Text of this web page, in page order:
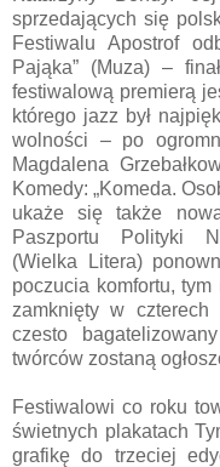
sprzedających się
Festiwalu Apostrof
Pająka” (Muza) –
festiwalową premierą
którego jazz był
wolności – po
Magdalena
Komedy: „Komeda.
ukaże się także
Paszportu Polityki
(Wielka Litera)
poczucia komfortu,
zamknięty w czterech
czesto
twórców zostaną
Festiwalowi co roku
świetnych plakatach
grafikę do trzeciej